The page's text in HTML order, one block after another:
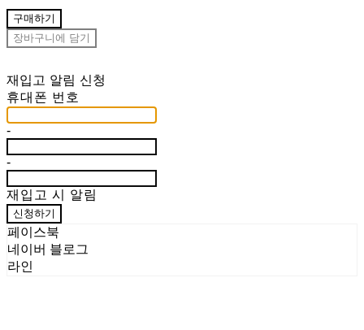
구매하기
장바구니에 담기
재입고 알림 신청
휴대폰 번호
-
-
재입고 시 알림
신청하기
페이스북
네이버 블로그
라인